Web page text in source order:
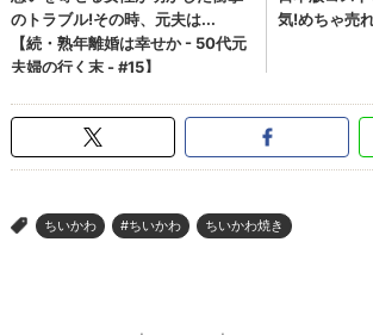
> ちいかわ #ちいかわ ちいかわ焼き